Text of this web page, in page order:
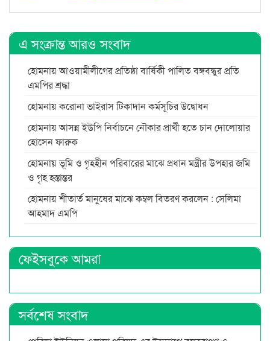
এ সংক্রান্ত আরও সংবাদ
হোমনায় আওয়ামীলীগের প্রতিষ্ঠা বার্ষিকী পালিত বঙ্গবন্ধুর প্রতি
এমপির শ্রদ্ধা
হোমনায় করোনা ভাইরাস টিকাদান কর্মসূচির উদ্বোধন
হোমনায় আসন্ন ইউপি নির্বাচনে নৌকার প্রার্থী হতে চান দোলোয়ার
হোসেন ফারুক
হোমনায় ভূমি ও গৃহহীন পরিবারের মাঝে প্রধান মন্ত্রীর উপহার জমি
ও গৃহ হস্তান্তর
হোমনায় শীতার্ত মানুষের মাঝে কম্বল বিতরণ করলেন : সেলিমা
আহমাদ এমপি
ফেইসবুকে আমরা
সর্বশেষ সংবাদ